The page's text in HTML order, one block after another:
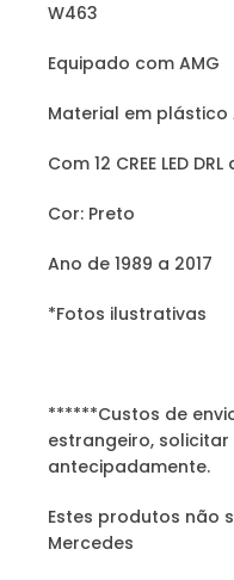
W463
Equipado com AMG
Material em plástico
Com 12 CREE LED
Cor: Preto
Ano de 1989 a 2017
*Fotos ilustrativas
******Custos de
estrangeiro,
antecipadamente.
Estes produtos não
Mercedes